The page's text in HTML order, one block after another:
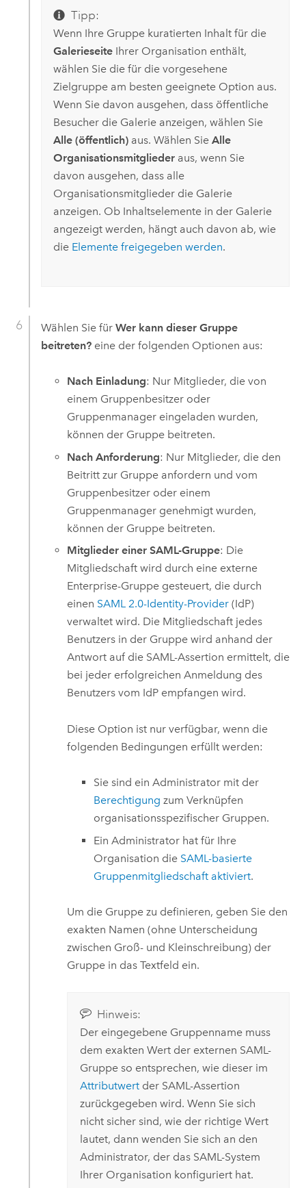
Tipp:
Wenn Ihre Gruppe kuratierten Inhalt für die
GalerieseiteIhrer Organisation enthält,
wählen Sie die für die vorgesehene
Zielgruppe am besten geeignete Option aus.
Wenn Sie davon ausgehen, dass öffentliche
Besucher die Galerie anzeigen, wählen Sie
Alle (öffentlich)aus. Wählen Sie Alle
Organisationsmitgliederaus, wenn Sie
davon ausgehen, dass alle
Organisationsmitglieder die Galerie
anzeigen. Ob Inhaltselemente in der Galerie
angezeigt werden, hängt auch davon ab, wie
die Elemente freigegeben werden.
Wählen Sie für Wer kann dieser Gruppe
beitreten?eine der folgenden Optionen aus:
Nach Einladung: Nur Mitglieder, die von
einem Gruppenbesitzer oder
Gruppenmanager eingeladen wurden,
können der Gruppe beitreten.
Nach Anforderung: Nur Mitglieder, die den
Beitritt zur Gruppe anfordern und vom
Gruppenbesitzer oder einem
Gruppenmanager genehmigt wurden,
können der Gruppe beitreten.
Mitglieder einer SAML-Gruppe: Die
Mitgliedschaft wird durch eine externe
Enterprise-Gruppe gesteuert, die durch
einen SAML 2.0-Identity-Provider (IdP)
verwaltet wird. Die Mitgliedschaft jedes
Benutzers in der Gruppe wird anhand der
Antwort auf die SAML-Assertion ermittelt, die
bei jeder erfolgreichen Anmeldung des
Benutzers vom IdP empfangen wird.
Diese Option ist nur verfügbar, wenn die
folgenden Bedingungen erfüllt werden:
Sie sind ein Administrator mit der
Berechtigung zum Verknüpfen
organisationsspezifischer Gruppen.
Ein Administrator hat für Ihre
Organisation die SAML -basierte
Gruppenmitgliedschaft aktiviert.
Um die Gruppe zu definieren, geben Sie den
exakten Namen (ohne Unterscheidung
zwischen Groß- und Kleinschreibung) der
Gruppe in das Textfeld ein.
Hinweis:
Der eingegebene Gruppenname muss
dem exakten Wert der externen SAML -
Gruppe so entsprechen, wie dieser im
Attributwertder SAML -Assertion
zurückgegeben wird. Wenn Sie sich
nicht sicher sind, wie der richtige Wert
lautet, dann wenden Sie sich an den
Administrator, der das SAML -System
Ihrer Organisation konfiguriert hat.